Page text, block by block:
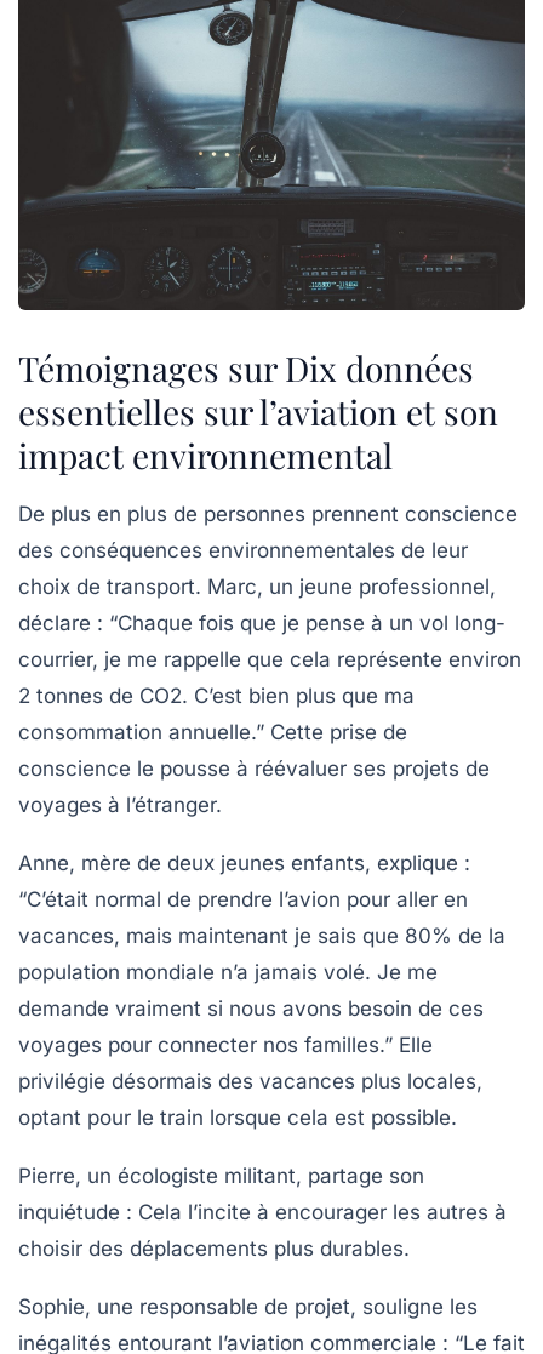
Témoignages sur Dix données
essentielles sur l’aviation et son
impact environnemental
De plus en plus de personnes prennent conscience
des conséquences environnementales de leur
choix de transport. Marc, un jeune professionnel,
déclare : “Chaque fois que je pense à un vol long-
courrier, je me rappelle que cela représente environ
2 tonnes de CO2. C’est bien plus que ma
consommation annuelle.” Cette prise de
conscience le pousse à réévaluer ses projets de
voyages à l’étranger.
Anne, mère de deux jeunes enfants, explique :
“C’était normal de prendre l’avion pour aller en
vacances, mais maintenant je sais que 80% de la
population mondiale n’a jamais volé. Je me
demande vraiment si nous avons besoin de ces
voyages pour connecter nos familles.” Elle
privilégie désormais des vacances plus locales,
optant pour le train lorsque cela est possible.
Pierre, un écologiste militant, partage son
inquiétude : Cela l’incite à encourager les autres à
choisir des déplacements plus durables.
Sophie, une responsable de projet, souligne les
inégalités entourant l’aviation commerciale : “Le fait